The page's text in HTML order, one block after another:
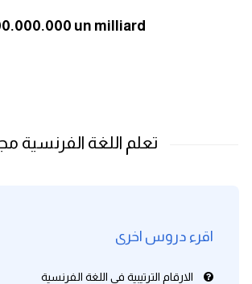
un milliard
اقرء دروس اخرى
الارقام الترتيبية في اللغة الفرنسية